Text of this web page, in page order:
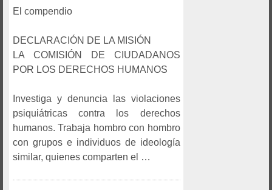
El compendio
DECLARACIÓN DE LA MISIÓN
LA COMISIÓN DE CIUDADANOS
POR LOS DERECHOS HUMANOS
Investiga y denuncia las violaciones
psiquiátricas contra los derechos
humanos. Trabaja hombro con hombro
con grupos e individuos de ideología
similar, quienes comparten el …